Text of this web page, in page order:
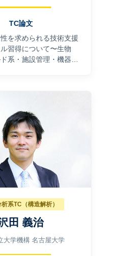
TC論文
を求められる技術⽀援
習得について〜⽣物
系・施設管理・機器分
系TC（構造解析）
田 義治
大学機構 名古屋大学